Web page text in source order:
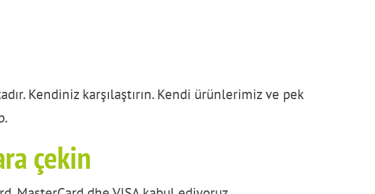
Kendiniz karşılaştırın. Kendi ürünlerimiz ve pek
çekin